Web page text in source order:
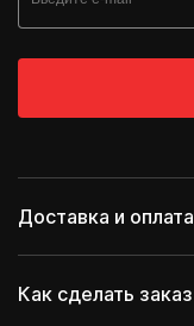
Доставка и оплата
Как сделать заказ